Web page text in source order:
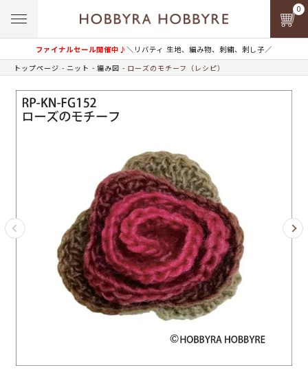
ファイナルセール開催中♪＼リバティ 生地、編み物、刺繍、刺し子／
0
トップページ ニット 編み図 ローズのモチーフ（レシピ）